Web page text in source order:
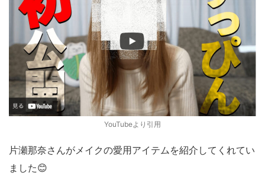
YouTubeより引用
片瀬那奈さんがメイクの愛用アイテムを紹介してくれてい
ました😊